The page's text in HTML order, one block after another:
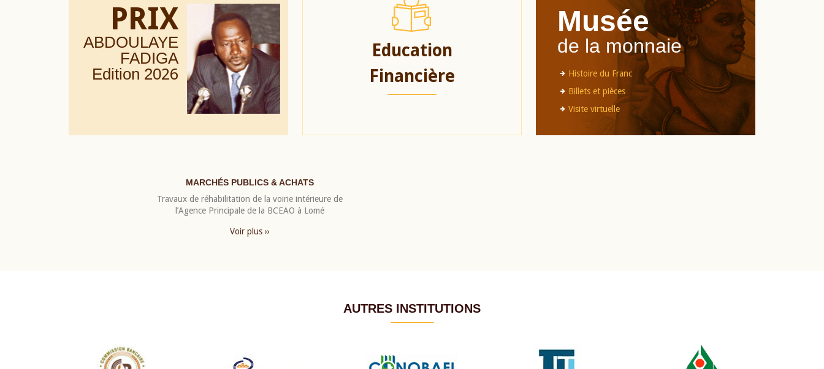
PRIX
ABDOULAYE
FADIGA
Edition 2026
Education
Financière
Musée
de la monnaie
Histoire du Franc
Billets et pièces
Visite virtuelle
MARCHÉS PUBLICS & ACHATS
Travaux de réhabilitation de la voirie intérieure de
l’Agence Principale de la BCEAO à Lomé
Voir plus ››
AUTRES INSTITUTIONS